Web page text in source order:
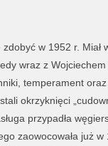
w 1952 r.
wraz z Wojciechem
temperament oraz
okrzyknięci
przypadła
zaowocowała już